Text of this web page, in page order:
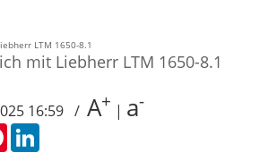
mit Liebherr LTM 1650-8.1
16:59 / A+ | a-
Pinterest